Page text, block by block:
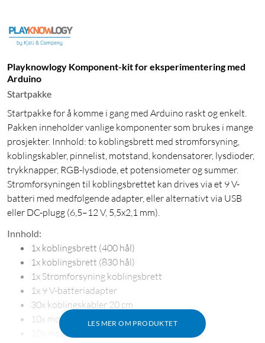
Playknowlogy Komponent-kit for eksperimentering med
Arduino
Startpakke
Startpakke for å komme i gang med Arduino raskt og enkelt.
Pakken inneholder vanlige komponenter som brukes i mange
prosjekter. Innhold: to koblingsbrett med strømforsyning,
koblingskabler, pinnelist, motstand, kondensatorer, lysdioder,
trykknapper, RGB-lysdiode, et potensiometer og summer.
Strømforsyningen til koblingsbrettet kan drives via et 9 V-
batteri med medfølgende adapter, eller alternativt via USB
eller DC-plugg (6,5–12 V, 5,5x2,1 mm).
LES MER OM PRODUKTET
Innhold:
1x koblingsbrett (400 hål)
1x koblingsbrett (830 hål)
1x Strømforsyning koblingsbrett
1x 9 V-batteriadapter
30x koblingskabler 20 cm
10x motstand (100 Ω)
10x motstand (220 Ω)